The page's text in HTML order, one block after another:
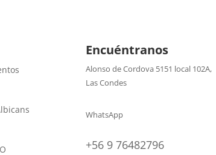
Encuéntranos
Alonso de Cordova 5151 local 102A,
Las Condes
WhatsApp
+56 9 76482796